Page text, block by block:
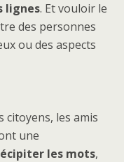
lignes. Et vouloir le
des personnes
ou des aspects
citoyens, les amis
une
les mots,